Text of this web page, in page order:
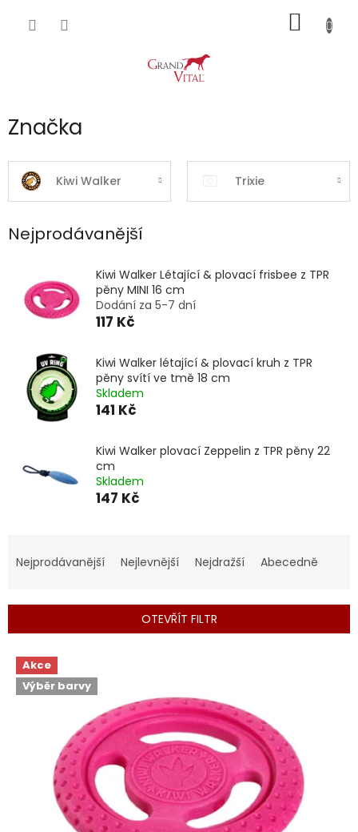
KOŠÍK
Značka
Kiwi Walker Trixie
Nejprodávanější
Kiwi Walker Létající & plovací frisbee z TPR
pěny MINI 16 cm
Dodání za 5-7 dní
117 Kč
Kiwi Walker létající & plovací kruh z TPR
pěny svítí ve tmě 18 cm
Skladem
141 Kč
Kiwi Walker plovací Zeppelin z TPR pěny 22
cm
Skladem
147 Kč
a
í
o
d
Nejprodávanější Nejlevnější Nejdražší Abecedně
OTEVŘÍT FILTR
V
p
Akce
Výběr barvy